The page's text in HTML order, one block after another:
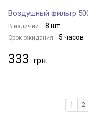
Воздушный фильтр
В наличии: 8 шт.
Срок ожидания: 5 часов
333
1 2